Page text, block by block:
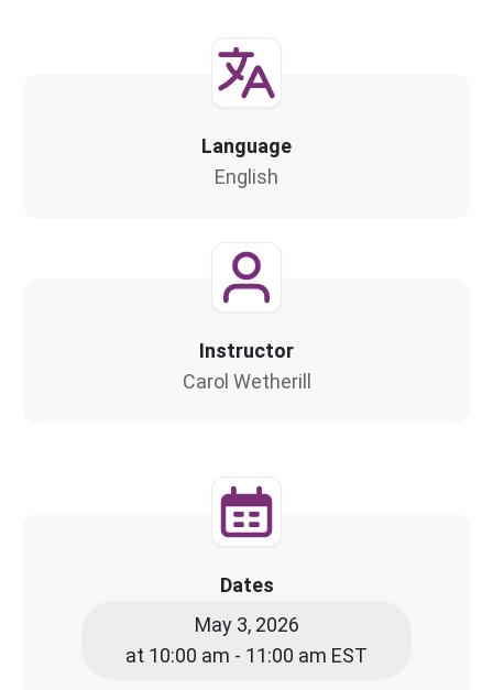
Language
English
Instructor
Carol Wetherill
Dates
May 3, 2026
at 10:00 am - 11:00 am EST